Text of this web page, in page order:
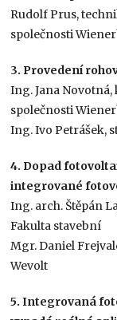
Rudolf Prus,
společnosti
3. Provedení
Ing. Jana
společnosti
Ing. Ivo Petrášek,
4. Dopad
integrované
Ing. arch. Štěpán
Fakulta stavební
Mgr. Daniel
Wevolt
5. Integrovaná